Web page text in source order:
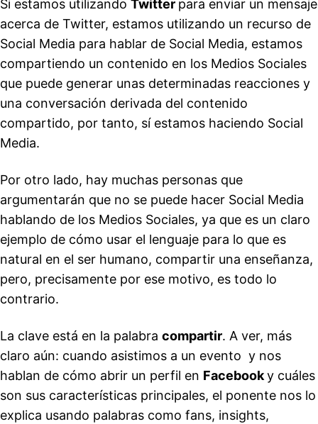
Si estamos utilizando Twitter para enviar un mensaje
acerca de Twitter, estamos utilizando un recurso de
Social Media para hablar de Social Media, estamos
compartiendo un contenido en los Medios Sociales
que puede generar unas determinadas reacciones y
una conversación derivada del contenido
compartido, por tanto, sí estamos haciendo Social
Media.
Por otro lado, hay muchas personas que
argumentarán que no se puede hacer Social Media
hablando de los Medios Sociales, ya que es un claro
ejemplo de cómo usar el lenguaje para lo que es
natural en el ser humano, compartir una enseñanza,
pero, precisamente por ese motivo, es todo lo
contrario.
La clave está en la palabra compartir. A ver, más
claro aún: cuando asistimos a un evento y nos
hablan de cómo abrir un perfil en Facebooky cuáles
son sus características principales, el ponente nos lo
explica usando palabras como fans, insights,